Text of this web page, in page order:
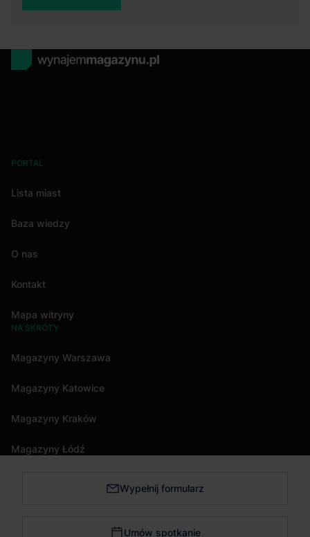
PORTAL
Lista miast
Baza wiedzy
O nas
Kontakt
Mapa witryny
NA SKRÓTY
Magazyny Warszawa
Magazyny Katowice
Magazyny Kraków
Magazyny Łódź
Magazyny Trójmiasto Wypełnij formularz
Umów spotkanie